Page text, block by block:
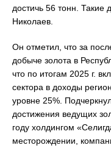
достичь 56 тонн. Такие
Николаев.
Он отметил, что за
добыче золота в
что по итогам 2025 г.
сектора в доходы
уровне 25%.
достижения ведущих
году холдингом
месторождении,